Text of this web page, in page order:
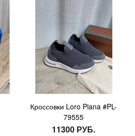
Кроссовки Loro Piana #PL-
79555
11300 РУБ.